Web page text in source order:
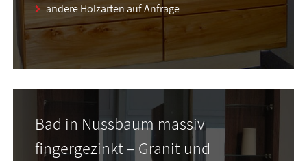
andere Holzarten auf Anfrage
Bad in Nussbaum massiv
fingergezinkt – Granit und